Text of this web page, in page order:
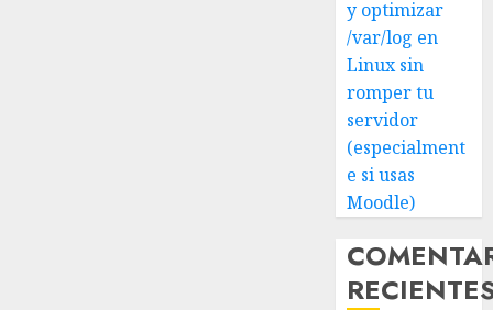
y optimizar
/var/log en
Linux sin
romper tu
servidor
(especialment
e si usas
Moodle)